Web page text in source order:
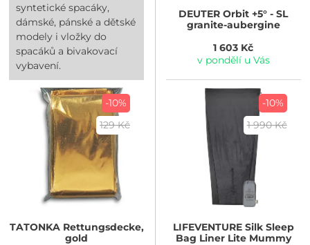
syntetické spacáky,
dámské, pánské a dětské
modely i vložky do
spacáků a bivakovací
vybavení.
DEUTER Orbit +5° - SL
granite-aubergine
1 603 Kč
v pondělí u Vás
-10%
129 Kč
TATONKARettungsdecke,
gold
-10%
1 990 Kč
LIFEVENTURESilk Sleep
Bag Liner Lite Mummy